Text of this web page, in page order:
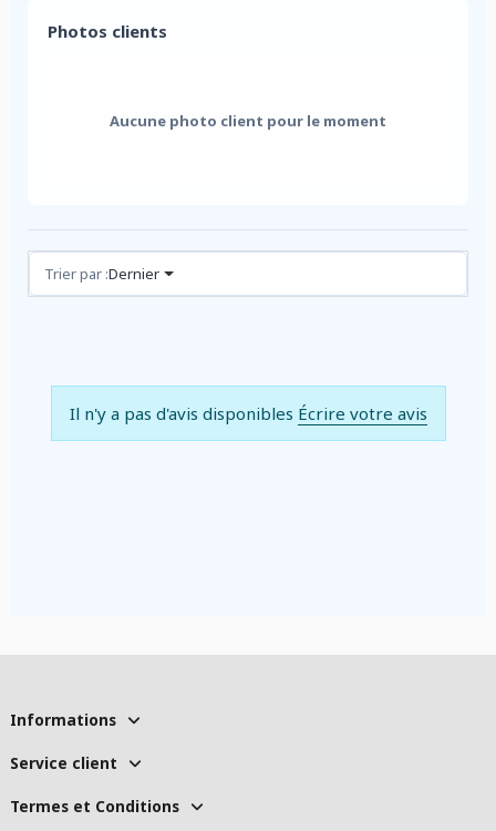
Photos clients
Aucune photo client pour le moment
Avis (0)
Trier par :Dernier
Il n'y a pas d'avis disponibles Écrire votre avis
Informations
Service client
Termes et Conditions